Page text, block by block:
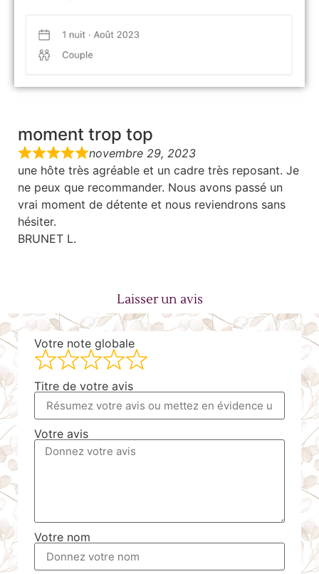
moment trop top
novembre 29, 2023
une hôte très agréable et un cadre très reposant. Je
ne peux que recommander. Nous avons passé un
vrai moment de détente et nous reviendrons sans
hésiter.
BRUNET L.
Laisser un avis
Votre note globale
Titre de votre avis
Votre avis
Votre nom